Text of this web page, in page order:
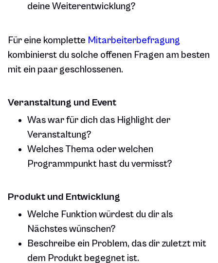
deine Weiterentwicklung?
Für eine komplette Mitarbeiterbefragung
kombinierst du solche offenen Fragen am besten
mit ein paar geschlossenen.
Veranstaltung und Event
Was war für dich das Highlight der
Veranstaltung?
Welches Thema oder welchen
Programmpunkt hast du vermisst?
Produkt und Entwicklung
Welche Funktion würdest du dir als
Nächstes wünschen?
Beschreibe ein Problem, das dir zuletzt mit
dem Produkt begegnet ist.